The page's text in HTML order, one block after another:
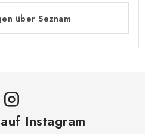
über Seznam
Instagram